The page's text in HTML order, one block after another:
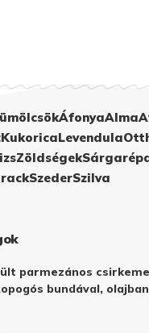
ÁfonyaAlma
KukoricaLevendula
Zöldségek
SzederSzilva
parmezános
bundával,